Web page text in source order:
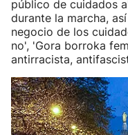
público de cuidados
durante la marcha,
negocio de los
no', 'Gora borroka
antirracista,